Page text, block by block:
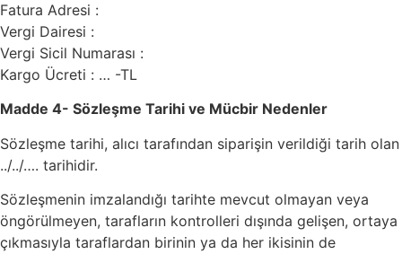
Fatura Adresi :
Vergi Dairesi :
Vergi Sicil Numarası :
Kargo Ücreti : … -TL
Madde 4- Sözleşme Tarihi ve Mücbir Nedenler
Sözleşme tarihi, alıcı tarafından siparişin verildiği tarih olan
../../…. tarihidir.
Sözleşmenin imzalandığı tarihte mevcut olmayan veya
öngörülmeyen, tarafların kontrolleri dışında gelişen, ortaya
çıkmasıyla taraflardan birinin ya da her ikisinin de